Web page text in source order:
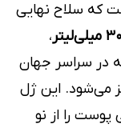
که سلاح نهایی
،
در سراسر جهان
می‌شود. این ژل
پوست را از نو